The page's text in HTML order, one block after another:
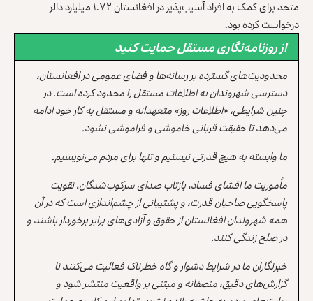
متحد برای کمک به افراد آسیب‌پذیر در افغانستان ۱.۷۲ میلیارد دالر
درخواست کرده بود.
از روزنامه‌نگاری مستقل حمایت کنید
محدودیت‌های گسترده بر رسانه‌ها و فضای عمومی در افغانستان،
دسترسی شهروندان به اطلاعات مستقل را محدود کرده است. در
چنین شرایطی، «اطلاعات روز» متعهدانه و مستقل به کار خود ادامه
می‌دهد تا حقیقت قربانی خاموشی و فراموشی نشود.
ما وابسته به هیچ قدرتی نیستیم و تنها برای مردم می‌نویسیم.
مأموریت ما افشای فساد، بازتاب صدای سرکوب‌شدگان، تقویت
پاسخگویی صاحبان قدرت، و پشتیبانی از چشم‌اندازی است که در آن
همه شهروندان افغانستان از حقوق و آزادی‌های برابر برخوردار باشند و
در صلح زندگی کنند.
خبرنگاران ما در شرایط دشوار و گاه خطرناک فعالیت می‌کنند تا
گزارش‌های دقیق، منصفانه و مبتنی بر واقعیت منتشر شود و